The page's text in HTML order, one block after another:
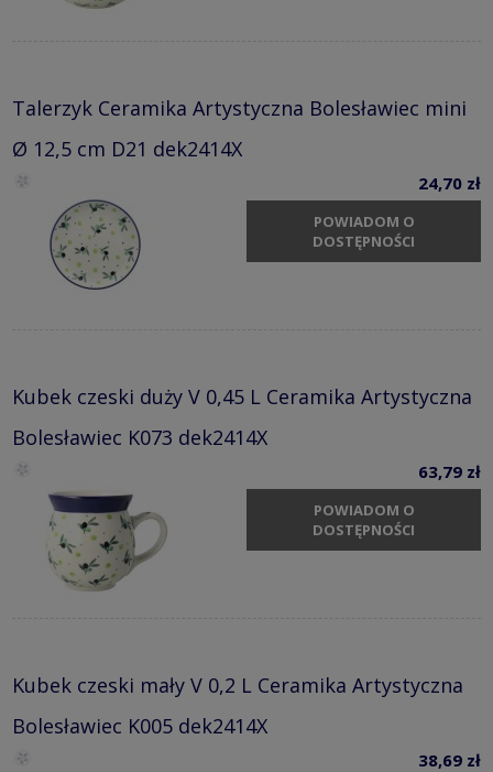
Talerzyk Ceramika Artystyczna Bolesławiec mini
Ø 12,5 cm D21 dek2414X
24,70 zł
POWIADOM O
DOSTĘPNOŚCI
Kubek czeski duży V 0,45 L Ceramika Artystyczna
Bolesławiec K073 dek2414X
63,79 zł
POWIADOM O
DOSTĘPNOŚCI
Kubek czeski mały V 0,2 L Ceramika Artystyczna
Bolesławiec K005 dek2414X
38,69 zł